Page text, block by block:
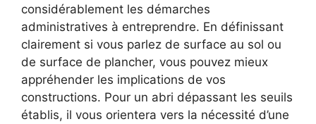
considérablement les démarches
administratives à entreprendre. En définissant
clairement si vous parlez de surface au sol ou
de surface de plancher, vous pouvez mieux
appréhender les implications de vos
constructions. Pour un abri dépassant les seuils
établis, il vous orientera vers la nécessité d’une